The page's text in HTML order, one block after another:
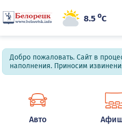
8.5oC
Добро пожаловать. Сайт в
наполнения. Приносим
Авто